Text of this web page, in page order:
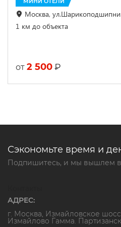
Москва,
1 км до объекта
от 2 500 ₽
Сэкономьте время и
Подпишитесь, и мы вышлем
АДРЕС:
г. Москва, Измайловское
Измайлово Гамма.